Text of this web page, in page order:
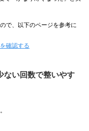
で、以下のページを参考に
確認する
ない回数で整いやす